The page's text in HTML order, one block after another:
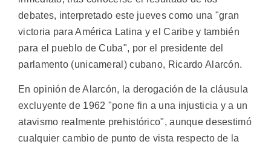
debates, interpretado este jueves como una "gran
victoria para América Latina y el Caribe y también
para el pueblo de Cuba", por el presidente del
parlamento (unicameral) cubano, Ricardo Alarcón.
En opinión de Alarcón, la derogación de la cláusula
excluyente de 1962 "pone fin a una injusticia y a un
atavismo realmente prehistórico", aunque desestimó
cualquier cambio de punto de vista respecto de la